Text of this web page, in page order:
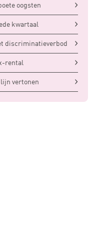
oogsten
kwartaal
discriminatieverbod
rental
vertonen